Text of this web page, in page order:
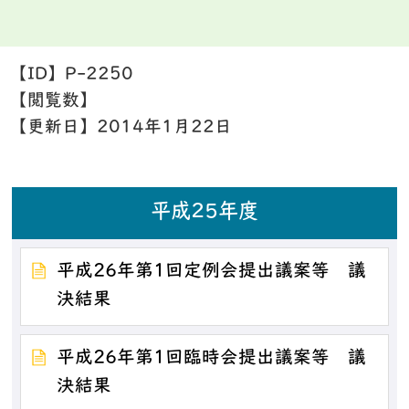
【ID】 P-2250
【閲覧数】
【更新日】 2014年1月22日
平成25年度
平成26年第1回定例会提出議案等 議
決結果
平成26年第1回臨時会提出議案等 議
決結果